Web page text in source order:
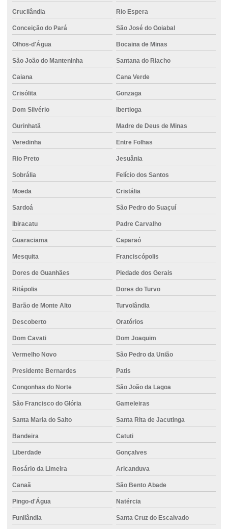
Crucilândia Rio Espera
Conceição do Pará São José do Goiabal
Olhos-d'Água Bocaina de Minas
São João do Manteninha Santana do Riacho
Caiana Cana Verde
Crisólita Gonzaga
Dom Silvério Ibertioga
Gurinhatã Madre de Deus de Minas
Veredinha Entre Folhas
Rio Preto Jesuânia
Sobrália Felício dos Santos
Moeda Cristália
Sardoá São Pedro do Suaçuí
Ibiracatu Padre Carvalho
Guaraciama Caparaó
Mesquita Franciscópolis
Dores de Guanhães Piedade dos Gerais
Ritápolis Dores do Turvo
Barão de Monte Alto Turvolândia
Descoberto Oratórios
Dom Cavati Dom Joaquim
Vermelho Novo São Pedro da União
Presidente Bernardes Patis
Congonhas do Norte São João da Lagoa
São Francisco do Glória Gameleiras
Santa Maria do Salto Santa Rita de Jacutinga
Bandeira Catuti
Liberdade Gonçalves
Rosário da Limeira Aricanduva
Canaã São Bento Abade
Pingo-d'Água Natércia
Funilândia Santa Cruz do Escalvado